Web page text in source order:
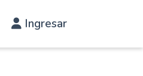
Ingresar